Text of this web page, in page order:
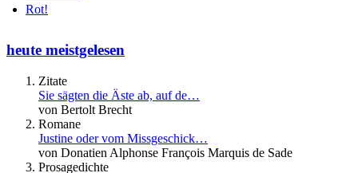
Rot!
heute meistgelesen
Zitate
Sie sägten die Äste ab, auf de…
von Bertolt Brecht
Romane
Justine oder vom Missgeschick…
von Donatien Alphonse François Marquis de Sade
Prosagedichte